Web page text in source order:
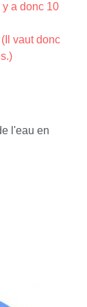
a donc 10
vaut donc
l'eau en